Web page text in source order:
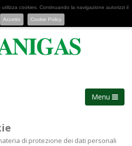
utilizza cookies. Continuando la navigazione autorizzi il
Accetto Cookie Policy
Menu
di protezione dei dati personali